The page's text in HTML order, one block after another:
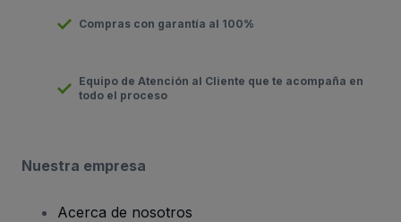
Compras con garantía al 100%
Equipo de Atención al Cliente que te acompaña en
todo el proceso
Nuestra empresa
Acerca de nosotros